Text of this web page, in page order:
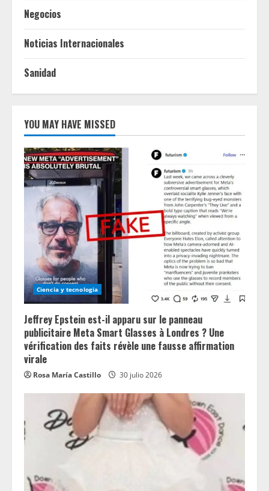
Negocios
Noticias Internacionales
Sanidad
YOU MAY HAVE MISSED
Ciencia y tecnologia
Jeffrey Epstein est-il apparu sur le panneau
publicitaire Meta Smart Glasses à Londres ? Une
vérification des faits révèle une fausse affirmation
virale
Rosa María Castillo 30 julio 2026